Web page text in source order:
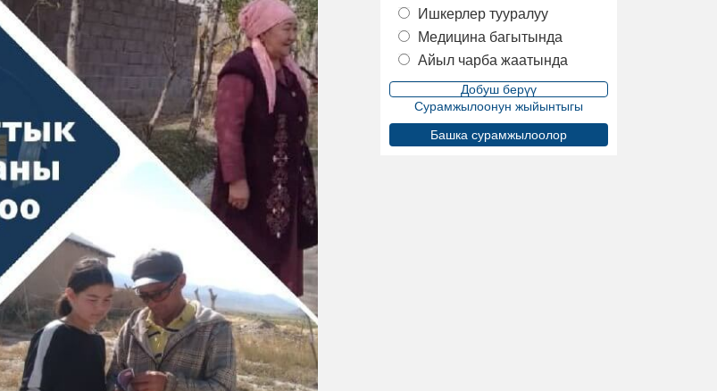
Ишкерлер тууралуу
Медицина багытында
Айыл чарба жаатында
Сурамжылоонун жыйынтыгы
Башка сурамжылоолор